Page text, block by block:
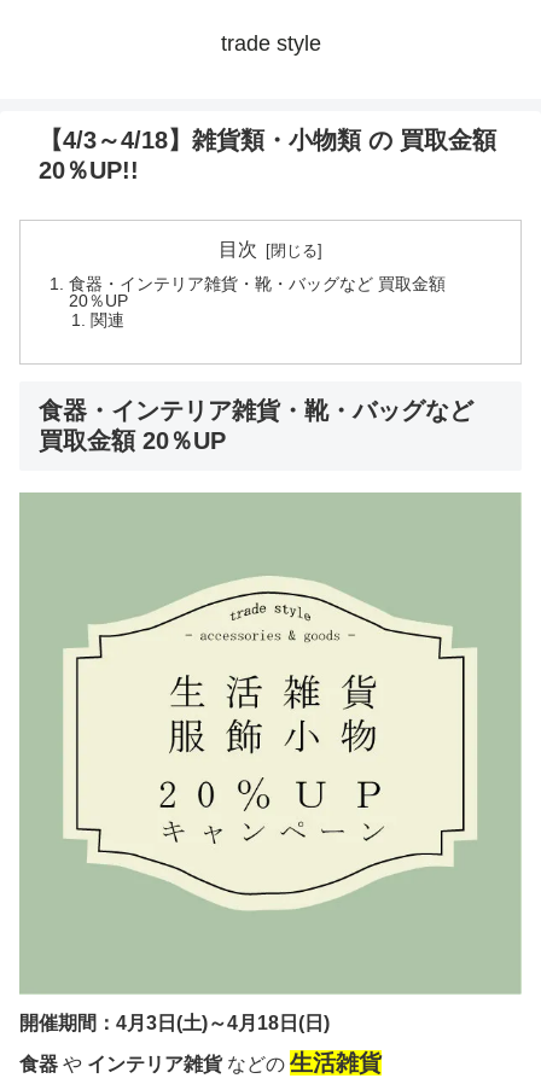
trade style
【4/3～4/18】雑貨類・小物類 の 買取金額
20％UP!!
目次
食器・インテリア雑貨・靴・バッグなど 買取金額
20％UP
関連
食器・インテリア雑貨・靴・バッグなど
買取金額 20％UP
開催期間：4月3日(土)～4月18日(日)
食器 や インテリア雑貨などの 生活雑貨